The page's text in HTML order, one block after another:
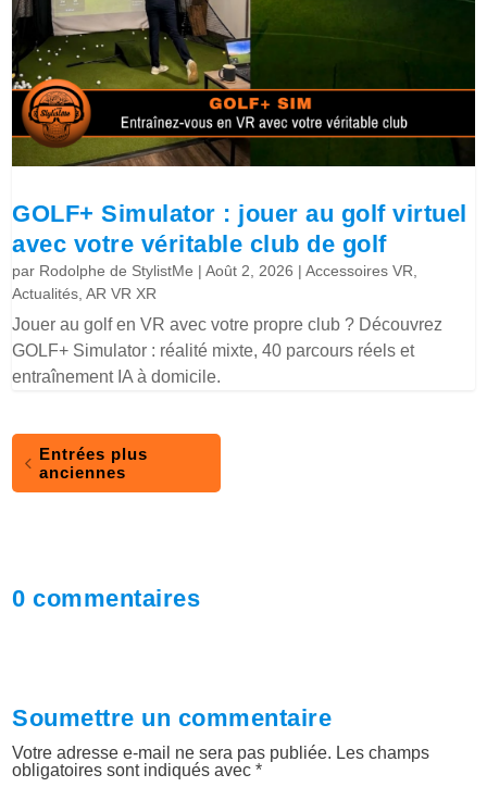
GOLF+ Simulator : jouer au golf virtuel
avec votre véritable club de golf
par Rodolphe de StylistMe |Août 2, 2026 |Accessoires VR
Actualités ,AR VR XR
Jouer au golf en VR avec votre propre club ? Découvrez
GOLF+ Simulator : réalité mixte, 40 parcours réels et
entraînement IA à domicile.
Entrées plus
anciennes
0 commentaires
Soumettre un commentaire
Votre adresse e-mail ne sera pas publiée. Les champs
obligatoires sont indiqués avec*